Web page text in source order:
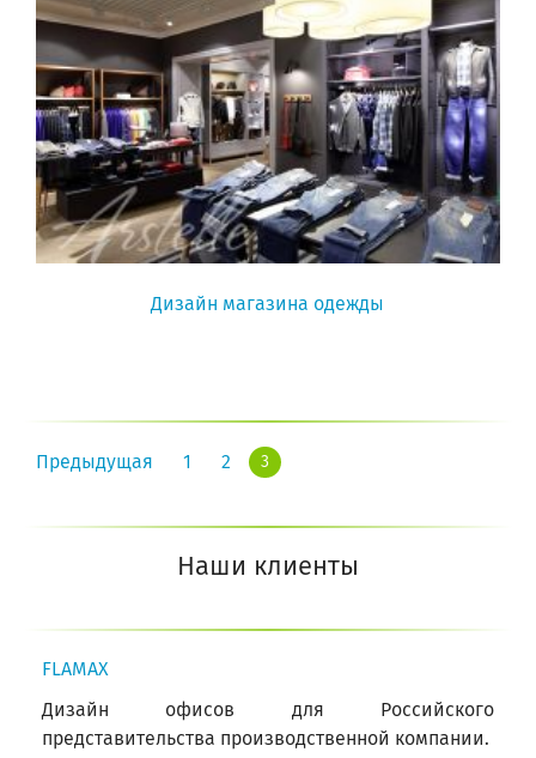
Дизайн магазина одежды
Предыдущая 1 2 3
Наши клиенты
FLAMAX
Дизайн офисов для Российского
представительства производственной компании.